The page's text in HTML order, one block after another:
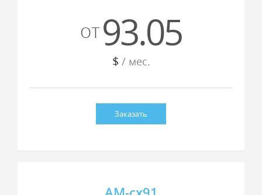
от93.05
$ / мес.
Заказать